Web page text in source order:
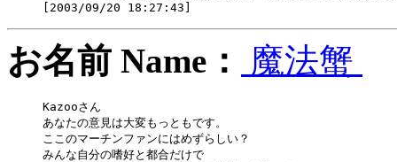
お名前 Name： 魔法蟹
Kazooさん
あなたの意見は大変もっともです。
ここのマーチンファンにはめずらしい？
みんな自分の嗜好と都合だけで